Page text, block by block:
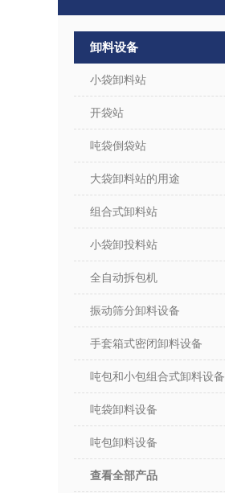
卸料设备
小袋卸料站
开袋站
吨袋倒袋站
大袋卸料站的用途
组合式卸料站
小袋卸投料站
全自动拆包机
振动筛分卸料设备
手套箱式密闭卸料设备
吨包和小包组合式卸料设备
吨袋卸料设备
吨包卸料设备
查看全部产品